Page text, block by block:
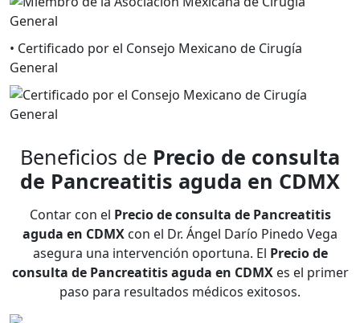
• Certificado por el Consejo Mexicano de Cirugía
General
Beneficios de Precio de consulta
de Pancreatitis aguda en CDMX
Contar con el Precio de consulta de Pancreatitis
aguda en CDMX con el Dr. Ángel Darío Pinedo Vega
asegura una intervención oportuna. El Precio de
consulta de Pancreatitis aguda en CDMXes el primer
paso para resultados médicos exitosos.